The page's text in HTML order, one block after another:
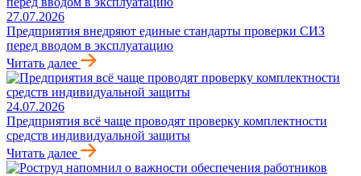
27.07.2026
Предприятия внедряют единые стандарты проверки СИЗ
перед вводом в эксплуатацию
Читать далее
24.07.2026
Предприятия всё чаще проводят проверку комплектности
средств индивидуальной защиты
Читать далее